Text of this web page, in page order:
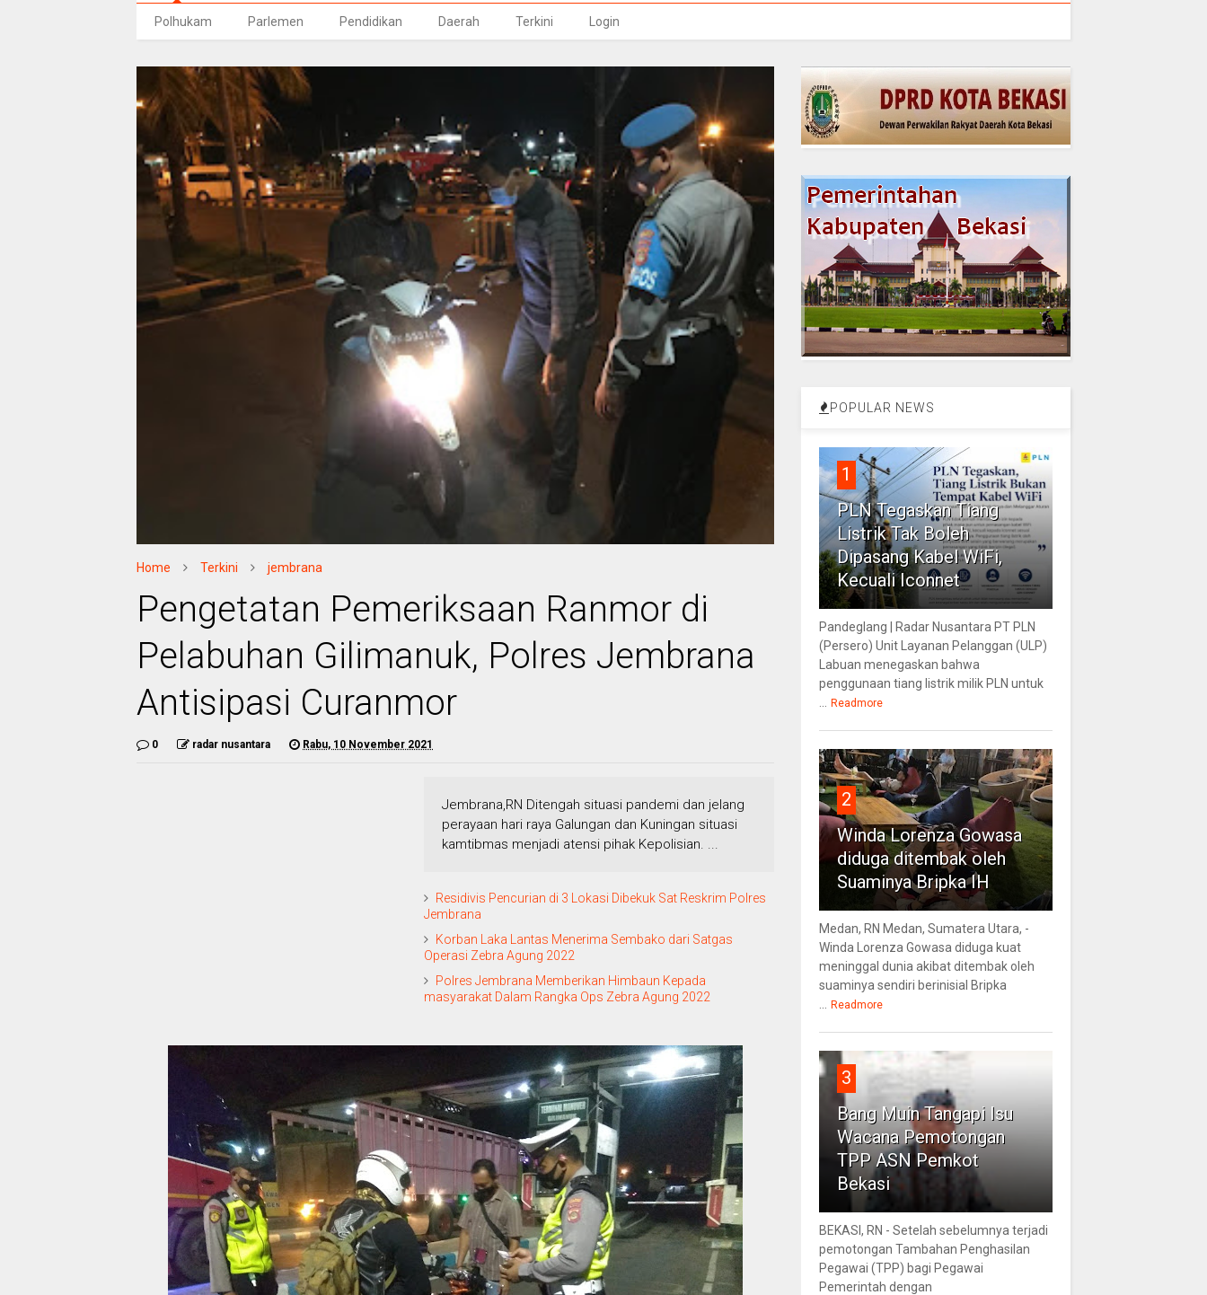
Polhukam Parlemen Pendidikan Daerah Terkini Login
Home Terkini jembrana
Pengetatan Pemeriksaan Ranmor di
Pelabuhan Gilimanuk, Polres Jembrana
Antisipasi Curanmor
0 radar nusantara Rabu, 10 November 2021
Jembrana,RN Ditengah situasi pandemi dan jelang
perayaan hari raya Galungan dan Kuningan situasi
kamtibmas menjadi atensi pihak Kepolisian. ...
Residivis Pencurian di 3 Lokasi Dibekuk Sat Reskrim Polres
Jembrana
Korban Laka Lantas Menerima Sembako dari Satgas
Operasi Zebra Agung 2022
Polres Jembrana Memberikan Himbaun Kepada
masyarakat Dalam Rangka Ops Zebra Agung 2022
POPULAR NEWS
1
PLN Tegaskan Tiang
Listrik Tak Boleh
Dipasang Kabel WiFi,
Kecuali Iconnet
Pandeglang | Radar Nusantara PT PLN
(Persero) Unit Layanan Pelanggan (ULP)
Labuan menegaskan bahwa
penggunaan tiang listrik milik PLN untuk
Readmore
2
Winda Lorenza Gowasa
diduga ditembak oleh
Suaminya Bripka IH
Medan, RN Medan, Sumatera Utara, -
Winda Lorenza Gowasa diduga kuat
meninggal dunia akibat ditembak oleh
suaminya sendiri berinisial Bripka
Readmore
3
Bang Muin Tangapi Isu
Wacana Pemotongan
TPP ASN Pemkot
Bekasi
BEKASI, RN - Setelah sebelumnya terjadi
pemotongan Tambahan Penghasilan
Pegawai (TPP) bagi Pegawai
Pemerintah dengan